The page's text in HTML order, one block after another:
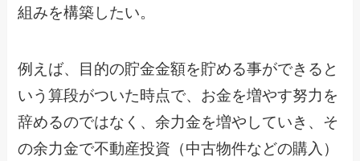
組みを構築したい。
例えば、目的の貯金金額を貯める事ができると
いう算段がついた時点で、お金を増やす努力を
辞めるのではなく、余力金を増やしていき、そ
の余力金で不動産投資（中古物件などの購入）